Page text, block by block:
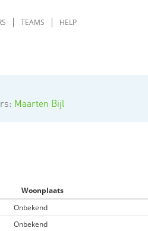
TEAMS HELP
Maarten Bijl
Woonplaats
Onbekend
Onbekend